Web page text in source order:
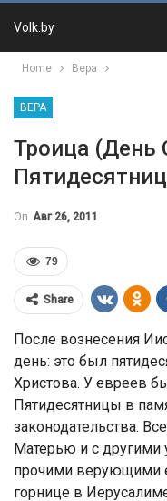
Volk.by
Home Вера
ВЕРА
Троица (День
On Авг 26, 2011
79
Share
После вознесения
день: это был
Христова. У евреев
Пятидесятницы в
законодательства.
Матерью и с другими
прочими верующими
горнице в